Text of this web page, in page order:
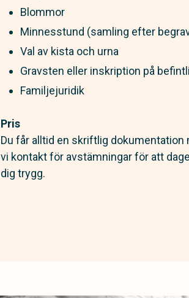
Blommor
Minnesstund (samling efter
Val av kista och urna
Gravsten eller inskription på
Familjejuridik
Pris
Du får alltid en skriftlig
vi kontakt för avstämningar för att
dig trygg.